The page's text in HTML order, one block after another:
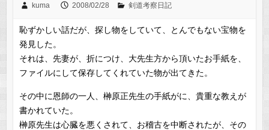
kuma 2008/02/28 剣道考察日記
恥ずかしい話だが、探し物をしていて、とんでもない宝物を
発見した。
それは、先妻が、折につけ、大先生方から頂いたお手紙を、
ファイルにして保存してくれていた物が出てきた。
その中に恩師の一人、榊原正先生の手紙がに、貴重な教えが
書かれていた。
榊原先生は心臓を悪くされて、お稽古を中断されたが、その